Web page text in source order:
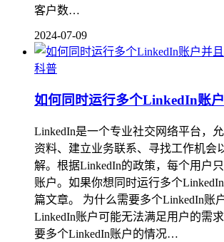
客户数…
2024-07-09
科普
如何同时运行多个LinkedIn账
LinkedIn是一个专业社交网络平台，
资料、建立业务联系、寻找工作机会
解。根据LinkedIn的政策，每个用户
账户。如果你想同时运行多个
篇文章。 为什么需要多个LinkedIn账
LinkedIn账户可能无法满足用户的需
要多个LinkedIn账户的情况…